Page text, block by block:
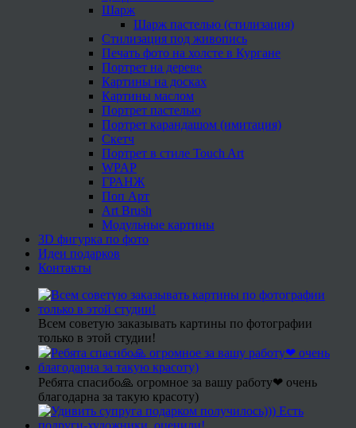
Шарж
Шарж пастелью (стилизация)
Стилизация под живопись
Печать фото на холсте в Кургане
Портрет на дереве
Картины на досках
Картины маслом
Портрет пастелью
Портрет карандашом (имитация)
Скетч
Портрет в стиле Touch Art
WPAP
ГРАНЖ
Поп Арт
Art Brush
Модульные картины
3D фигурка по фото
Идеи подарков
Контакты
Всем советую заказывать картины по фотографии
только в этой студии!
Ребята спасибо🙏 огромное за вашу работу❤ очень
благодарна за такую красоту)